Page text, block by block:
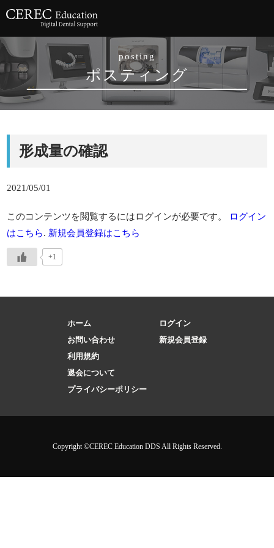
posting
ポスティング
形成量の確認
2021/05/01
このコンテンツを閲覧するにはログインが必要です。
ログイン
はこちら. 新規会員登録はこちら
+1
ホーム
お問い合わせ
利用規約
退会について
プライバシーポリシー
ログイン
新規会員登録
Copyright ©CEREC Education DDS All Rights Reserved.